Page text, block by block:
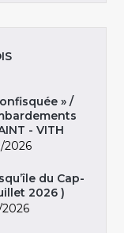
» /
- VITH
2026
du Cap-
2026 )
2026